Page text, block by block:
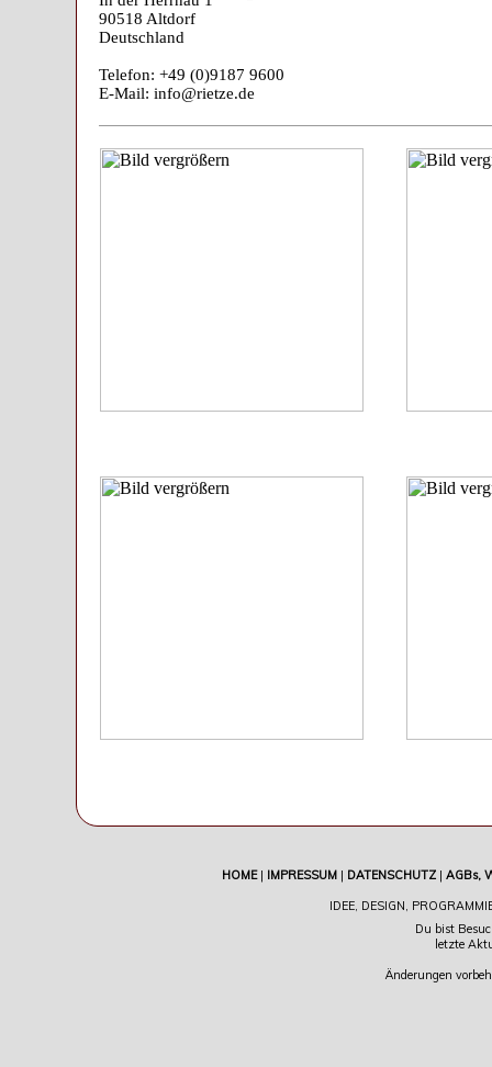
90518 Altdorf
Deutschland
Telefon: +49 (0)9187 9600
E-Mail: info@rietze.de
HOME| IMPRESSUM| DATENSCHUTZ| AGBs,
IDEE, DESIGN,
Du bist
letzte
Änderungen